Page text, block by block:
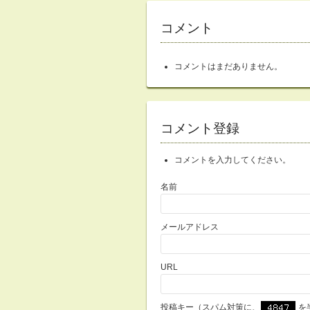
コメント
コメントはまだありません。
コメント登録
コメントを入力してください。
名前
メールアドレス
URL
投稿キー（スパム対策に、 を